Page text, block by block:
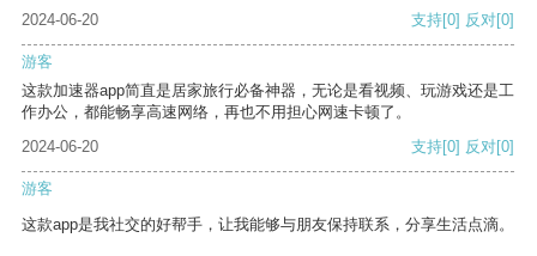
2024-06-20 支持[0] 反对[0]
游客
这款加速器app简直是居家旅行必备神器，无论是看视频、玩游戏还是工
作办公，都能畅享高速网络，再也不用担心网速卡顿了。
2024-06-20
支持[0] 反对[0]
游客
这款app是我社交的好帮手，让我能够与朋友保持联系，分享生活点滴。